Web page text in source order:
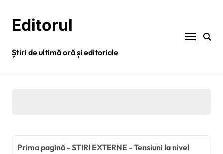
conținutEditorul
Știri de ultimă oră și editoriale
Prima pagină -STIRI EXTERNE -Tensiuni la nivel